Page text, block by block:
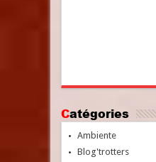
Catégories
Ambiente
Blog'trotters